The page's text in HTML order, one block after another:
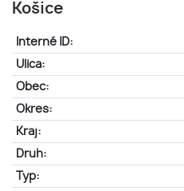
Košice
Interné ID:
Ulica:
Obec:
Okres:
Kraj:
Druh:
Typ: